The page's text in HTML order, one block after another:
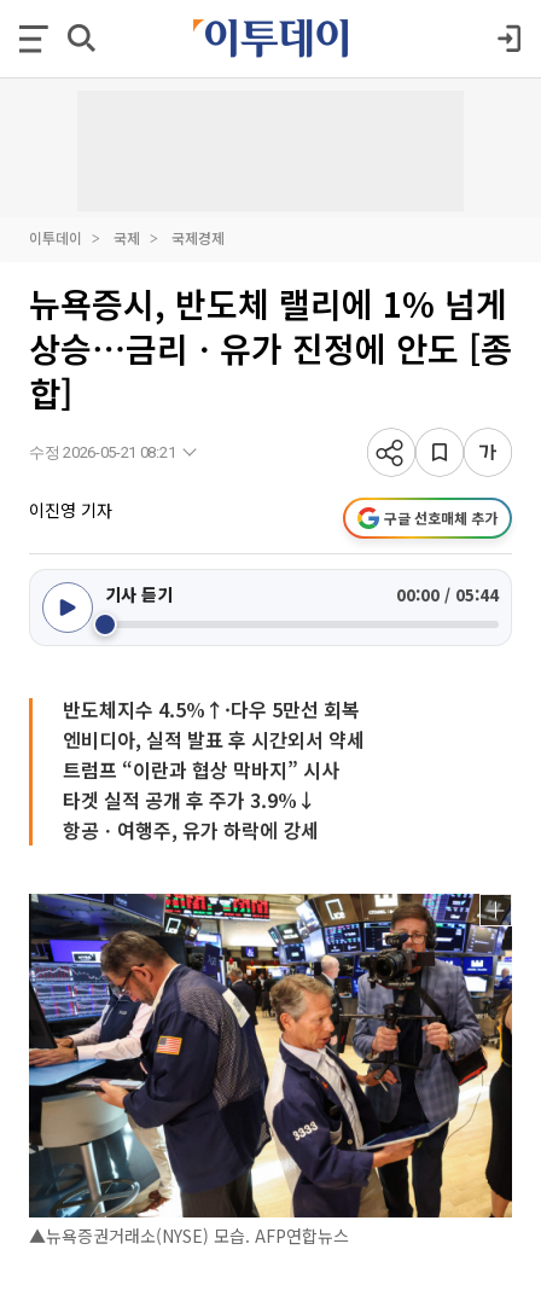
이투데이 국제 국제경제
뉴욕증시, 반도체 랠리에 1% 넘게
상승⋯금리ㆍ유가 진정에 안도 [종
합]
수정 2026-05-21 08:21
이진영 기자 구글 선호매체 추가
기사 듣기 00:00 / 05:44
반도체지수 4.5%↑·다우 5만선 회복
엔비디아, 실적 발표 후 시간외서 약세
트럼프 “이란과 협상 막바지” 시사
타겟 실적 공개 후 주가 3.9%↓
항공ㆍ여행주, 유가 하락에 강세
▲뉴욕증권거래소(NYSE) 모습. AFP연합뉴스